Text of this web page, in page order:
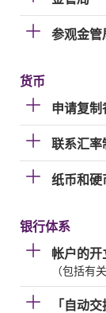
参观金管
货币
申请复制
联系汇率
纸币和硬
银行体系
帐户的开
（包括有
「自动